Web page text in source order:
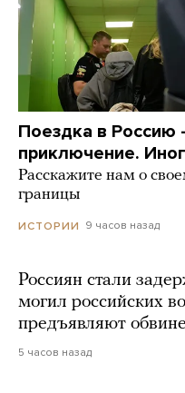
Поездка в Россию
приключение.
Расскажите нам о
границы
ИСТОРИИ 9 часов назад
Россиян стали
могил российских
предъявляют
5 часов назад